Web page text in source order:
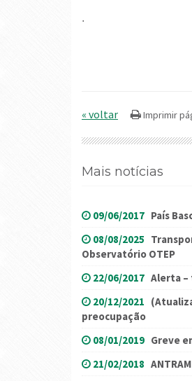
.
« voltar
Mais notícias
09/06/2017 País
08/08/2025
Observatório OTEP
22/06/2017 Alerta
20/12/2021
preocupação
08/01/2019 Greve
21/02/2018